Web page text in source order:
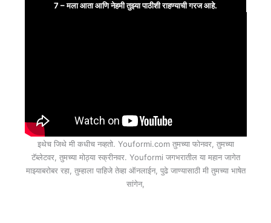
7 – मला आता आणि नेहमी तुझ्या पाठीशी राहण्याची गरज आहे.
इथेच जिथे मी कधीच नव्हतो. Youformi.com तुमच्या फोनवर, तुमच्या
टॅब्लेटवर, तुमच्या मोठ्या स्क्रीनवर. Youformi जगभरातील या महान जागेत
माझ्याबरोबर रहा, तुम्हाला पाहिजे तेव्हा ऑनलाईन, पुढे जाण्यासाठी मी तुमच्या भाषेत
सांगेन,